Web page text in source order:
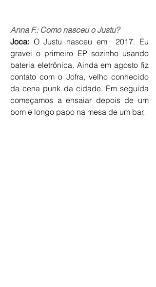
Anna F.: Como nasceu o Justu?
Joca: O Justu nasceu em  2017. Eu
gravei o primeiro EP sozinho usando
bateria eletrônica. Ainda em agosto fiz
contato com o Jofra, velho conhecido
da cena punk da cidade. Em seguida
começamos a ensaiar depois de um
bom e longo papo na mesa de um bar.